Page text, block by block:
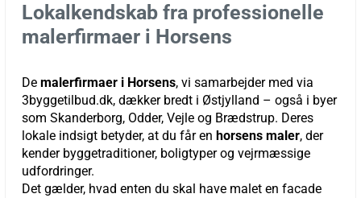
Lokalkendskab fra professionelle
malerfirmaer i Horsens
De malerfirmaer i Horsens, vi samarbejder med via
3byggetilbud.dk, dækker bredt i Østjylland – også i byer
som Skanderborg, Odder, Vejle og Brædstrup. Deres
lokale indsigt betyder, at du får en horsens maler, der
kender byggetraditioner, boligtyper og vejrmæssige
udfordringer.
Det gælder, hvad enten du skal have malet en facade